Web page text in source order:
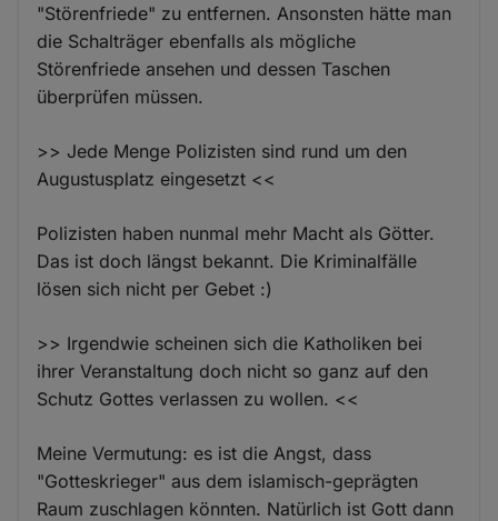
"Störenfriede" zu entfernen. Ansonsten hätte man
die Schalträger ebenfalls als mögliche
Störenfriede ansehen und dessen Taschen
überprüfen müssen.
>> Jede Menge Polizisten sind rund um den
Augustusplatz eingesetzt <<
Polizisten haben nunmal mehr Macht als Götter.
Das ist doch längst bekannt. Die Kriminalfälle
lösen sich nicht per Gebet :)
>> Irgendwie scheinen sich die Katholiken bei
ihrer Veranstaltung doch nicht so ganz auf den
Schutz Gottes verlassen zu wollen. <<
Meine Vermutung: es ist die Angst, dass
"Gotteskrieger" aus dem islamisch-geprägten
Raum zuschlagen könnten. Natürlich ist Gott dann